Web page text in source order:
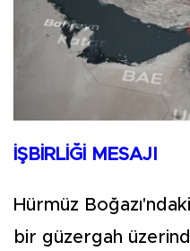
İŞBİRLİĞİ MESAJI
Hürmüz
bir güzergah